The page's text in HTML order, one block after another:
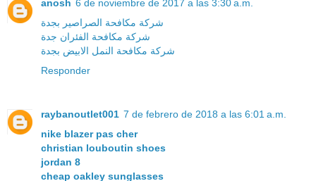
anosh 6 de noviembre de 2017 a las 3:30 a.m.
شركة مكافحة الصراصير بجدة
شركة مكافحة الفئران جدة
شركة مكافحة النمل الابيض بجدة
Responder
raybanoutlet001 7 de febrero de 2018 a las 6:01 a.m.
nike blazer pas cher
christian louboutin shoes
jordan 8
cheap oakley sunglasses